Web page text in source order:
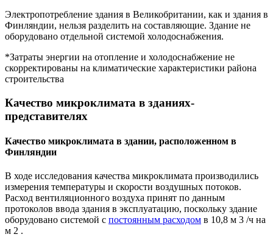
Электропотребление здания в Великобритании, как и здания в
Финляндии, нельзя разделить на составляющие. Здание не
оборудовано отдельной системой холодоснабжения.
*Затраты энергии на отопление и холодоснабжение не
скорректированы на климатические характеристики района
строительства
Качество микроклимата в зданиях-
представителях
Качество микроклимата в здании, расположенном в
Финляндии
В ходе исследования качества микроклимата производились
измерения температуры и скорости воздушных потоков.
Расход вентиляционного воздуха принят по данным
протоколов ввода здания в эксплуатацию, поскольку здание
оборудовано системой с постоянным расходом в 10,8 м 3 /ч на
м 2 .